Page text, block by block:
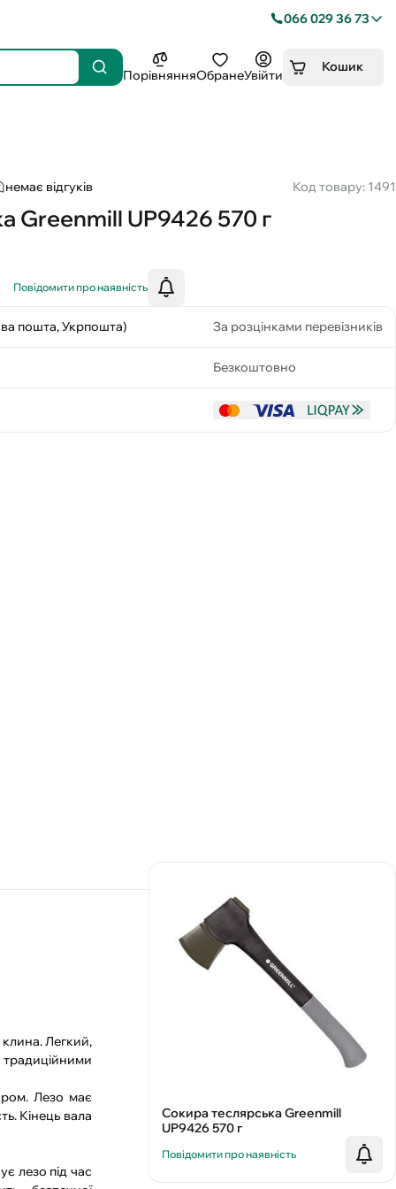
066 029 36 73
ПорівнянняОбранеУвійти
Кошик
немає відгуків Код товару: 1491
Greenmill UP9426 570 г
Повідомити про наявність
пошта, Укрпошта) За розцінками перевізників
Безкоштовно
Легкий,
Лезо має
Кінець вала
лезо під час
Сокира теслярська Greenmill
UP9426 570 г
Повідомити про наявність